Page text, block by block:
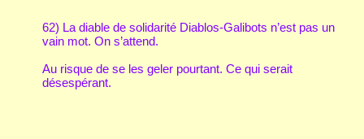
62) La diable de solidarité Diablos-Galibots n’est pas un
vain mot. On s’attend.
Au risque de se les geler pourtant. Ce qui serait
désespérant.